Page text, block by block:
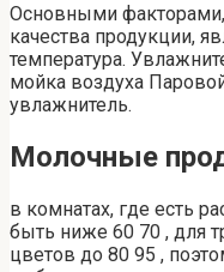
Основными
качества продукции,
температура.
мойка воздуха
увлажнитель.
Молочные
в комнатах, где есть
быть ниже 60 70 , для
цветов до 80 95 ,